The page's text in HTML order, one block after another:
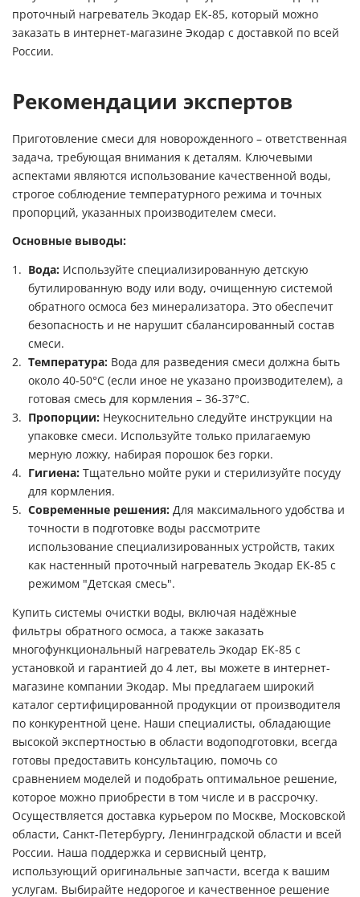
проточный нагреватель Экодар ЕК-85, который можно
заказать в интернет-магазине Экодар с доставкой по всей
России.
Рекомендации экспертов
Приготовление смеси для новорожденного – ответственная
задача, требующая внимания к деталям. Ключевыми
аспектами являются использование качественной воды,
строгое соблюдение температурного режима и точных
пропорций, указанных производителем смеси.
Основные выводы:
Вода: Используйте специализированную детскую
бутилированную воду или воду, очищенную системой
обратного осмоса без минерализатора. Это обеспечит
безопасность и не нарушит сбалансированный состав
смеси.
Температура: Вода для разведения смеси должна быть
около 40-50°C (если иное не указано производителем), а
готовая смесь для кормления – 36-37°C.
Пропорции: Неукоснительно следуйте инструкции на
упаковке смеси. Используйте только прилагаемую
мерную ложку, набирая порошок без горки.
Гигиена: Тщательно мойте руки и стерилизуйте посуду
для кормления.
Современные решения: Для максимального удобства и
точности в подготовке воды рассмотрите
использование специализированных устройств, таких
как настенный проточный нагреватель Экодар ЕК-85 с
режимом "Детская смесь".
Купить системы очистки воды, включая надёжные
фильтры обратного осмоса, а также заказать
многофункциональный нагреватель Экодар ЕК-85 с
установкой и гарантией до 4 лет, вы можете в интернет-
магазине компании Экодар. Мы предлагаем широкий
каталог сертифицированной продукции от производителя
по конкурентной цене. Наши специалисты, обладающие
высокой экспертностью в области водоподготовки, всегда
готовы предоставить консультацию, помочь со
сравнением моделей и подобрать оптимальное решение,
которое можно приобрести в том числе и в рассрочку.
Осуществляется доставка курьером по Москве, Московской
области, Санкт-Петербургу, Ленинградской области и всей
России. Наша поддержка и сервисный центр,
использующий оригинальные запчасти, всегда к вашим
услугам. Выбирайте недорогое и качественное решение